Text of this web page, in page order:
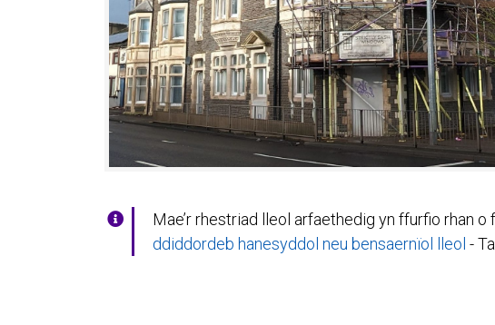
Mae’r rhestriad lleol arfaethedig yn ffurfio rhan
ddiddordeb hanesyddol neu bensaernïol lleol -